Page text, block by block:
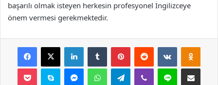
başarılı olmak isteyen herkesin profesyonel İngilizceye
önem vermesi gerekmektedir.
Facebook
X LinkedInTumblr PinterestReddit VKontakte
Pocket Skype MessengerWhatsAppTelegramViber Line E-Posta ile